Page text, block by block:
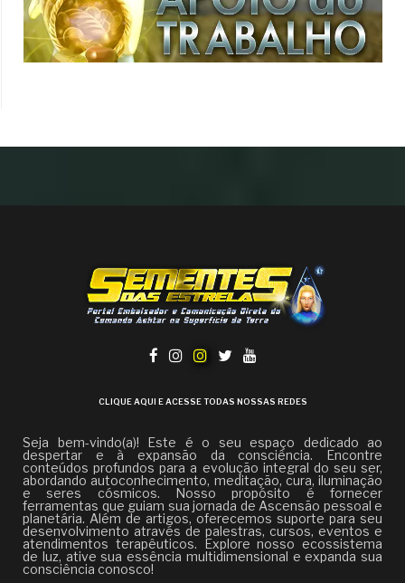
CLIQUE AQUI E ACESSE TODAS NOSSAS REDES
Seja bem-vindo(a)! Este é o seu espaço dedicado ao
despertar e à expansão da consciência. Encontre
conteúdos profundos para a evolução integral do seu ser,
abordando autoconhecimento, meditação, cura, iluminação
e seres cósmicos. Nosso propósito é fornecer
ferramentas que guiam sua jornada de Ascensão pessoal e
planetária. Além de artigos, oferecemos suporte para seu
desenvolvimento através de palestras, cursos, eventos e
atendimentos terapêuticos. Explore nosso ecossistema
de luz, ative sua essência multidimensional e expanda sua
consciência conosco!